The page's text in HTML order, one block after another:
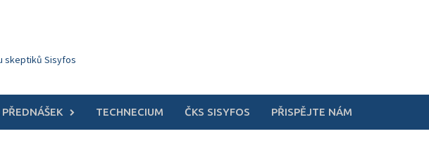
skeptiků Sisyfos
TECHNECIUM ČKS SISYFOS PŘISPĚJTE NÁM